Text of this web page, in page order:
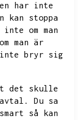
har inte
kan stoppa
inte om man
om man är
inte bryr sig
det skulle
Du sa
så kan